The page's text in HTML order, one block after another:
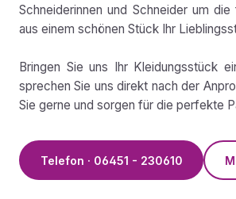
Schneiderinnen und Schneider um
aus einem schönen Stück Ihr
Bringen Sie uns Ihr Kleidungsstück
sprechen Sie uns direkt nach der
Sie gerne und sorgen für die perfekte
Telefon · 06451 - 230610